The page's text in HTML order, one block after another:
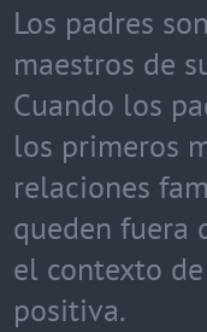
Los padres
maestros de
Cuando los
los primeros
relaciones
queden fuera
el contexto
positiva.